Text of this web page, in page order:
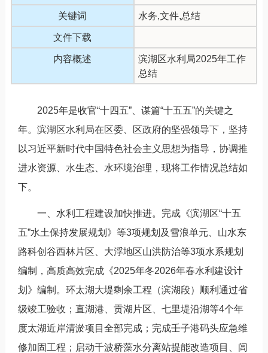
关键词 水务,文件,总结
文件下载
内容概述
滨湖区水利局2025年工作
总结
2025年是收官“十四五”、谋篇“十五五”的关键之
年。滨湖区水利局在区委、区政府的坚强领导下，坚持
以习近平新时代中国特色社会主义思想为指导，协调推
进水资源、水生态、水环境治理，现将工作情况总结如
下。
一、水利工程建设加快推进。完成《滨湖区“十五
五”水土保持发展规划》等3项规划及雪浪单元、山水东
路科创谷西林片区、大浮地区山洪防治等3项水系规划
编制，高质高效完成《2025年冬2026年春水利建设计
划》编制。环太湖大堤剩余工程（滨湖段）顺利通过省
级竣工验收；直湖港、贡湖片区、七里堤沿湖等4个年
度太湖近岸清淤项目全部完成；完成壬子港码头应急维
修加固工程；启动千波桥藻水分离站提能改造项目、闾